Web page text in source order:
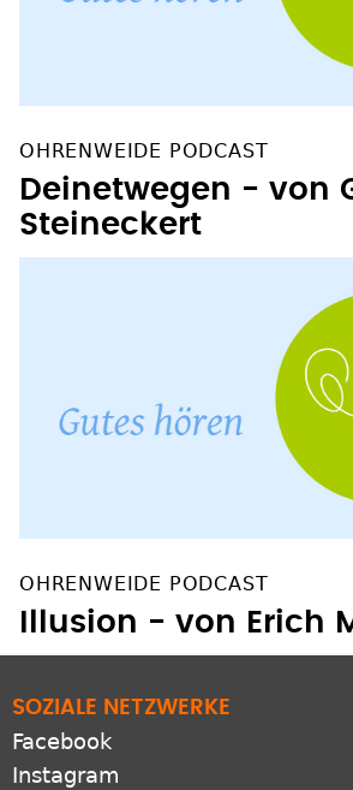
OHRENWEIDE PODCAST
Deinetwegen - von
Steineckert
OHRENWEIDE PODCAST
Illusion - von Erich
SOZIALE NETZWERKE
Facebook
Instagram